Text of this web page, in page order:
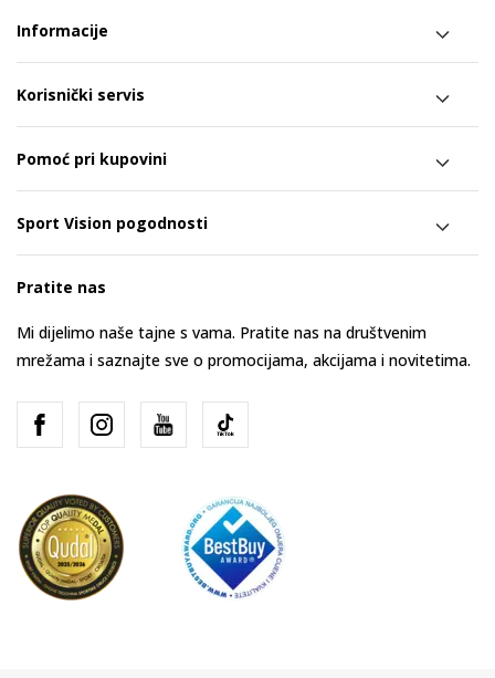
Informacije
Korisnički servis
Pomoć pri kupovini
Sport Vision pogodnosti
Pratite nas
Mi dijelimo naše tajne s vama. Pratite nas na društvenim
mrežama i saznajte sve o promocijama, akcijama i novitetima.